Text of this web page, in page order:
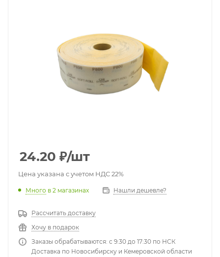
24.20 ₽/шт
Цена указана с учетом НДС 22%
Много в 2 магазинах Нашли дешевле?
Рассчитать доставку
Хочу в подарок
Заказы обрабатываются: с 9:30 до 17:30 по НСК
Доставка по Новосибирску и Кемеровской области